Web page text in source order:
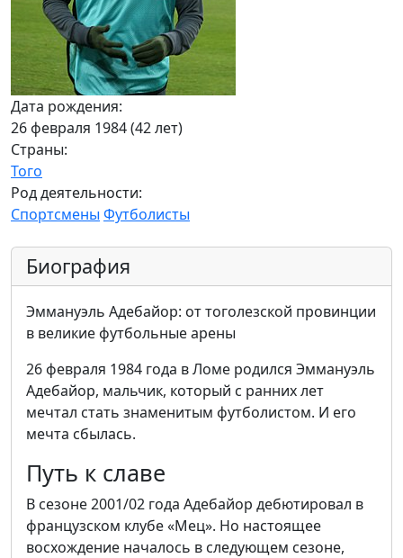
Дата рождения:
26 февраля 1984 (42 лет)
Страны:
Того
Род деятельности:
Спортсмены Футболисты
Биография
Эммануэль Адебайор: от тоголезской провинции
в великие футбольные арены
26 февраля 1984 года в Ломе родился Эммануэль
Адебайор, мальчик, который с ранних лет
мечтал стать знаменитым футболистом. И его
мечта сбылась.
Путь к славе
В сезоне 2001/02 года Адебайор дебютировал в
французском клубе «Мец». Но настоящее
восхождение началось в следующем сезоне,